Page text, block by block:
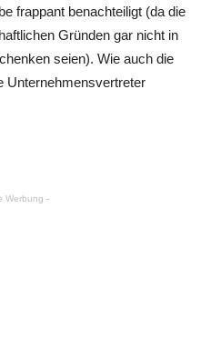
frappant benachteiligt (da die
Gründen gar nicht in
seien). Wie auch die
Unternehmensvertreter
Werbung -